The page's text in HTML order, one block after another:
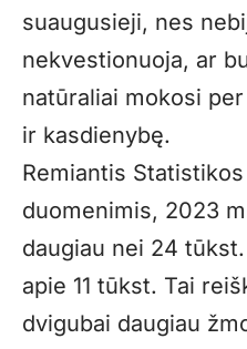
suaugusieji, nes
nekvestionuoja, ar
natūraliai mokosi
ir kasdienybę.
Remiantis
duomenimis, 2023
daugiau nei 24
apie 11 tūkst. Tai
dvigubai daugiau